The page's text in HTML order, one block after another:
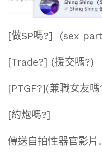
[做SP嗎?] (sex
[Trade?] (援交嗎?)
[PTGF?](兼職女友嗎
[約炮嗎?]
傳送自拍性器官影